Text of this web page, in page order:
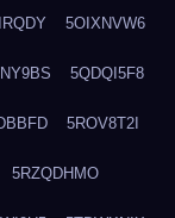
5OIXNVW6
5QDQI5F8
5ROV8T2I
5RZQDHMO